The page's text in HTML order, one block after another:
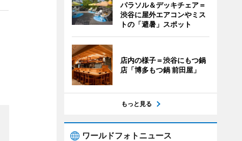
パラソル＆デッキチェア＝
渋谷に屋外エアコンやミス
トの「避暑」スポット
店内の様子＝渋谷にもつ鍋
店「博多もつ鍋 前田屋」
もっと見る
ワールドフォトニュース